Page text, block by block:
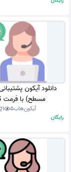
دانلود آیکون
مسطح) با فرمت PNG
آیکون‌هاب5
1
رایگان